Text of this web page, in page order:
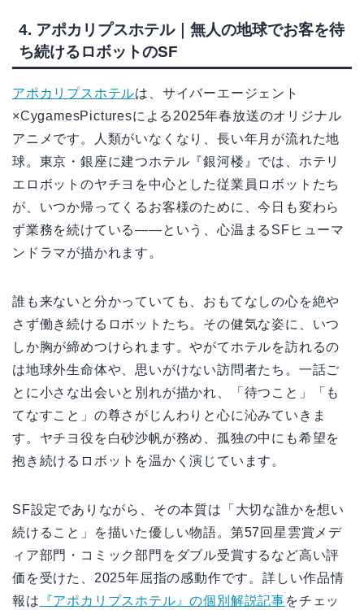
4. アポカリプスホテル｜無人の地球でお客を待
ち続けるロボットのSF
アポカリプスホテルは、サイバーエージェント
×CygamesPicturesによる2025年春放送のオリジナル
アニメです。人類がいなくなり、長い年月が流れた地
球。東京・銀座に建つホテル『銀河楼』では、ホテリ
エロボットのヤチヨを中心とした従業員ロボットたち
が、いつか帰ってくるお客様のために、今日も変わら
ず業務を続けている――という、心温まるSFヒューマ
ンドラマが描かれます。
誰も来ないと分かっていても、おもてなしの心を絶や
さず働き続けるロボットたち。その健気な姿に、いつ
しか胸が締めつけられます。やがてホテルを訪れるの
は地球外生命体や、思いがけない訪問者たち。一話ご
とに小さな出会いと別れが描かれ、「待つこと」「も
てなすこと」の尊さがじんわりと心に沁みていきま
す。ヤチヨ役を白砂沙帆が務め、孤独の中にも希望を
抱き続けるロボットを温かく演じています。
SF設定でありながら、その本質は「大切な誰かを想い
続けること」を描いた優しい物語。第57回星雲賞メデ
ィア部門・コミック部門をダブル受賞するなど高い評
価を受けた、2025年屈指の感動作です。詳しい作品情
報は 『アポカリプスホテル』の個別解説記事をチェッ